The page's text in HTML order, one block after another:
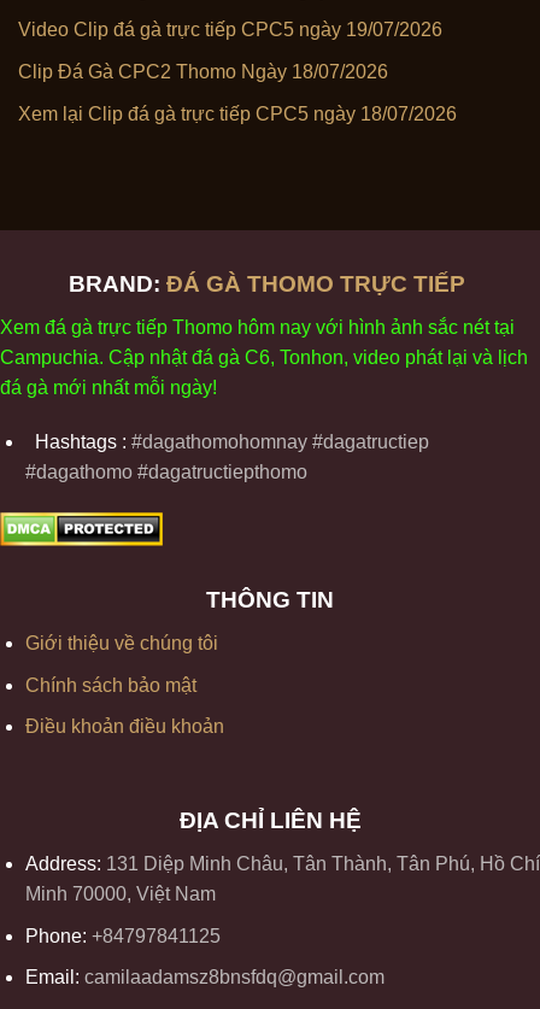
Video Clip đá gà trực tiếp CPC5 ngày 19/07/2026
Clip Đá Gà CPC2 Thomo Ngày 18/07/2026
Xem lại Clip đá gà trực tiếp CPC5 ngày 18/07/2026
BRAND: ĐÁ GÀ THOMO TRỰC TIẾP
Xem đá gà trực tiếp Thomo hôm nay với hình ảnh sắc néttại
Campuchia. Cập nhậtđá gà C6, Tonhon, video phátl ại và ịch
đá gà mới nhất mỗi ngày!
Hashtags : #dagathomohomnay #dagatructiep
#dagathomo #dagatructiepthomo
THÔNG TIN
Giới thiệu về chúng tôi
Chính sách bảo mật
Điều khoản điều khoản
ĐỊA CHỈ LIÊN HỆ
Address: 131 Diệp Minh Châu, Tân Thành, Tân Phú, Hồ Chí
Minh 70000, Việt Nam
Phone: +84797841125
Email: camilaadamsz8bnsfdq@gmail.com